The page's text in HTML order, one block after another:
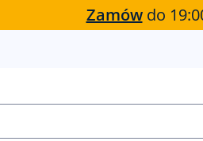
Zamówdo